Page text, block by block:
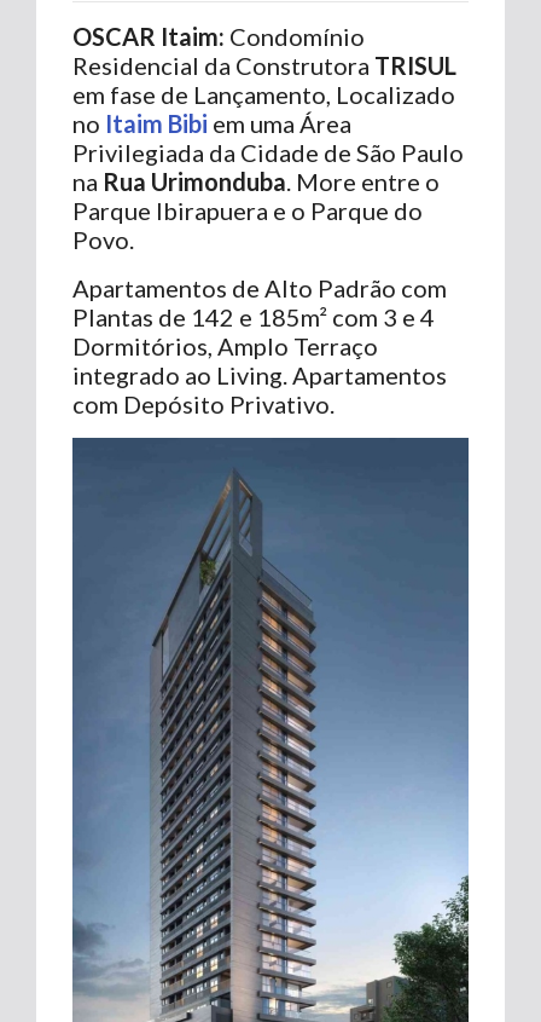
OSCAR Itaim: Condomínio
Residencial da Construtora TRISUL
em fase de Lançamento, Localizado
no Itaim Bibi em uma Área
Privilegiada da Cidade de São Paulo
na Rua Urimonduba . More entre o
Parque Ibirapuera e o Parque do
Povo.
Apartamentos de Alto Padrão com
Plantas de 142 e 185m² com 3 e 4
Dormitórios, Amplo Terraço
integrado ao Living. Apartamentos
com Depósito Privativo.